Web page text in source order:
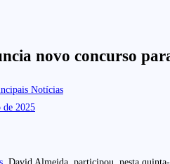
novo concurso
Notícias
de 2025